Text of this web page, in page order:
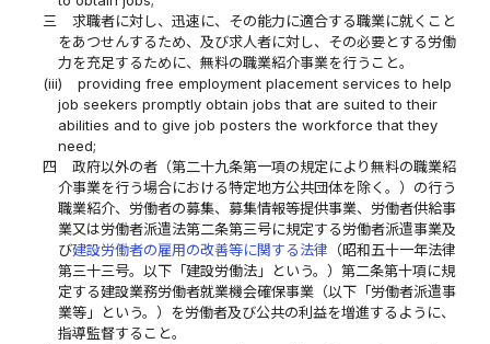
三
求職者に対し、迅速に、その能力に適合する職業に就くこと
をあつせんするため、及び求人者に対し、その必要とする労働
力を充足するために、無料の職業紹介事業を行うこと。
(iii)
providing free employment placement services to help
job seekers promptly obtain jobs that are suited to their
abilities and to give job posters the workforce that they
need;
四
政府以外の者（第二十九条第一項の規定により無料の職業紹
介事業を行う場合における特定地方公共団体を除く。）の行う
職業紹介、労働者の募集、募集情報等提供事業、労働者供給事
業又は労働者派遣法第二条第三号に規定する労働者派遣事業及
び建設労働者の雇用の改善等に関する法律 （昭和五十一年法律
第三十三号。以下「建設労働法」という。）第二条第十項に規
定する建設業務労働者就業機会確保事業（以下「労働者派遣事
業等」という。）を労働者及び公共の利益を増進するように、
指導監督すること。